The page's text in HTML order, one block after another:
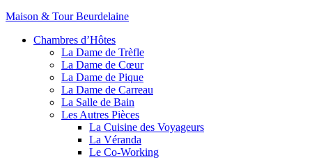
Maison & Tour Beurdelaine
Chambres d’Hôtes
La Dame de Trèfle
La Dame de Cœur
La Dame de Pique
La Dame de Carreau
La Salle de Bain
Les Autres Pièces
La Cuisine des Voyageurs
La Véranda
Le Co-Working